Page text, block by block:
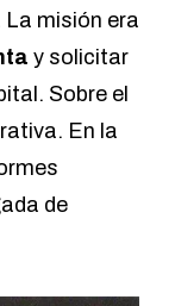
La misión era
y solicitar
Sobre el
En la
de